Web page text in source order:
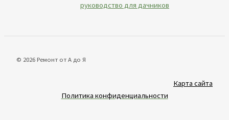
руководство для дачников
© 2026 Ремонт от А до Я
Карта сайта
Политика конфиденциальности